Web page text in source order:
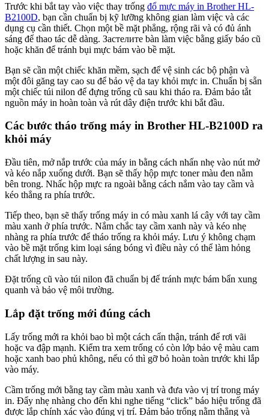
Trước khi bắt tay vào việc thay trống đổ mực máy in Brother HL-
B2100D, bạn cần chuẩn bị kỹ lưỡng không gian làm việc và các
dụng cụ cần thiết. Chọn một bề mặt phẳng, rộng rãi và có đủ ánh
sáng để thao tác dễ dàng. Застелите bàn làm việc bằng giấy báo cũ
hoặc khăn để tránh bụi mực bám vào bề mặt.
Bạn sẽ cần một chiếc khăn mềm, sạch để vệ sinh các bộ phận và
một đôi găng tay cao su để bảo vệ da tay khỏi mực in. Chuẩn bị sẵn
một chiếc túi nilon để đựng trống cũ sau khi tháo ra. Đảm bảo tắt
nguồn máy in hoàn toàn và rút dây điện trước khi bắt đầu.
Các bước tháo trống máy in Brother HL-B2100D ra
khỏi máy
Đầu tiên, mở nắp trước của máy in bằng cách nhấn nhẹ vào nút mở
và kéo nắp xuống dưới. Bạn sẽ thấy hộp mực toner màu đen nằm
bên trong. Nhấc hộp mực ra ngoài bằng cách nắm vào tay cầm và
kéo thẳng ra phía trước.
Tiếp theo, bạn sẽ thấy trống máy in có màu xanh lá cây với tay cầm
màu xanh ở phía trước. Nắm chắc tay cầm xanh này và kéo nhẹ
nhàng ra phía trước để tháo trống ra khỏi máy. Lưu ý không chạm
vào bề mặt trống kim loại sáng bóng vì điều này có thể làm hỏng
chất lượng in sau này.
Đặt trống cũ vào túi nilon đã chuẩn bị để tránh mực bám bẩn xung
quanh và bảo vệ môi trường.
Lắp đặt trống mới đúng cách
Lấy trống mới ra khỏi bao bì một cách cẩn thận, tránh để rơi vãi
hoặc va đập mạnh. Kiểm tra xem trống có còn lớp bảo vệ màu cam
hoặc xanh bao phủ không, nếu có thì gỡ bỏ hoàn toàn trước khi lắp
vào máy.
Cầm trống mới bằng tay cầm màu xanh và đưa vào vị trí trong máy
in. Đẩy nhẹ nhàng cho đến khi nghe tiếng “click” báo hiệu trống đã
được lắp chính xác vào đúng vị trí. Đảm bảo trống nằm thẳng và